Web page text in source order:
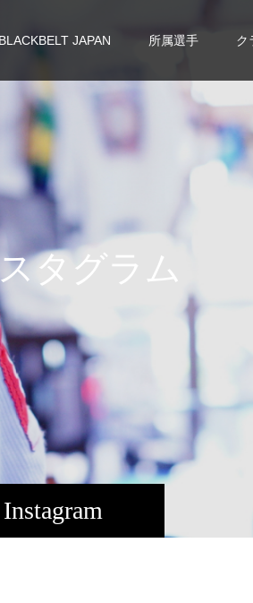
JAPAN 所属選手 ク
Instagram
タグラ ム